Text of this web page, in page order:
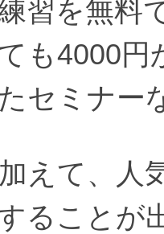
習を無料
も4000円
セミナー
えて、人
ることが